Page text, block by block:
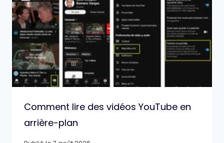
Comment lire des vidéos YouTube en
arrière-plan